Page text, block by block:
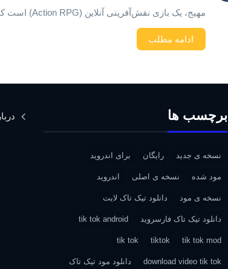
مهیج، یک بازی نقش‌آفرینی آنلاین (Action RPG) است که شما […]
ادامه مطلب
برچسب ها
نسخه ی جدید رایگان برای اندروید
مود شده نسخه ی اصلی اندروید
نسخه ی مود دانلود تیک تاک لایت
دانلود تیک تاک فارسروید tik tok android
tik tok mod
tiktok
tik tok
download video tik tok دانلود مود تیک تاک